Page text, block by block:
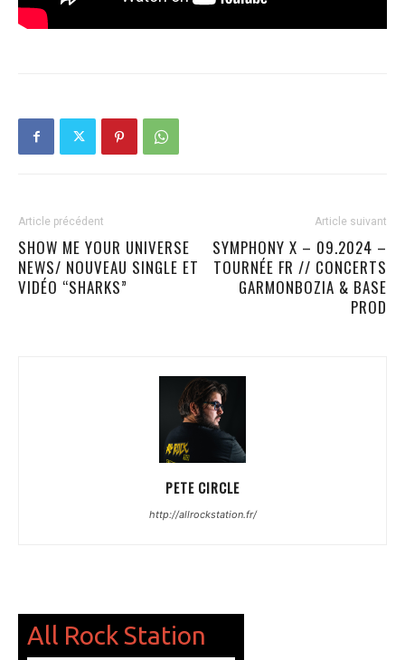
Article précédent
SHOW ME YOUR UNIVERSE
NEWS/ NOUVEAU SINGLE ET
VIDÉO “SHARKS”
Article suivant
SYMPHONY X – 09.2024 –
TOURNÉE FR // CONCERTS
GARMONBOZIA & BASE
PROD
PETE CIRCLE
http://allrockstation.fr/